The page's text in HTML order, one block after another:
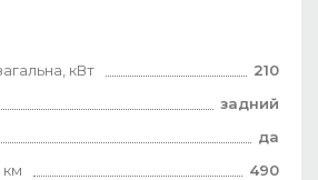
кВт
210
задний
да
км
490